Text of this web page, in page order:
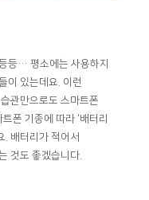
등… 평소에는 사용하지
이 있는데요. 이런
관만으로도 스마트폰
폰 기종에 따라 ‘배터리
. 배터리가 적어서
것도 좋겠습니다.